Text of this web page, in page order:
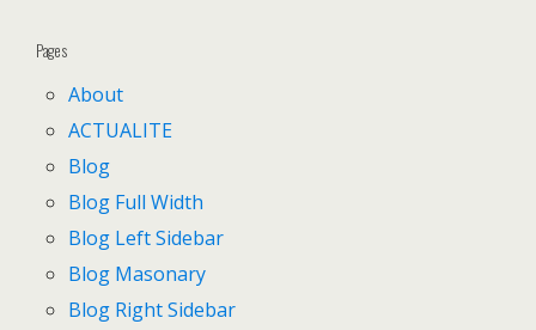
Pages
About
ACTUALITE
Blog
Blog Full Width
Blog Left Sidebar
Blog Masonary
Blog Right Sidebar